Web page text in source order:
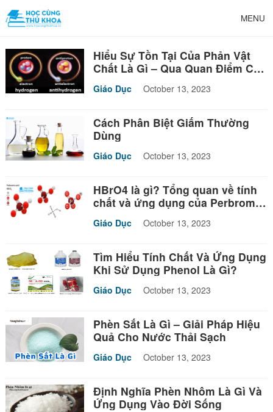
MENU
Hiểu Sự Tồn Tại Của Phản Vật
Chất Là Gì – Qua Quan Điểm Của
Giáo Dục October 13, 2023
Cách Phân Biệt Giấm Thường
Dùng
Giáo Dục October 13, 2023
HBrO4 là gì? Tổng quan về tính
chất và ứng dụng của Perbromic
Giáo Dục October 13, 2023
Tìm Hiểu Tính Chất Và Ứng Dụng
Khi Sử Dụng Phenol Là Gì?
Giáo Dục October 13, 2023
Phèn Sắt Là Gì – Giải Pháp Hiệu
Quả Cho Nước Thải Sạch
Giáo Dục October 13, 2023
Định Nghĩa Phèn Nhôm Là Gì Và
Ứng Dụng Vào Đời Sống